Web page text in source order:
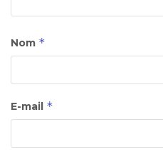
Nom *
E-mail *